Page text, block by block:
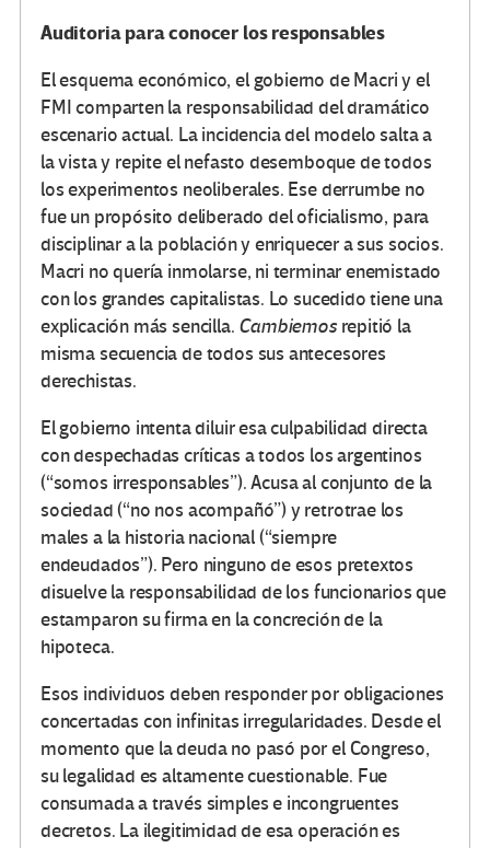
Auditoria para conocer los responsables
El esquema económico, el gobierno de Macri y el
FMI comparten la responsabilidad del dramático
escenario actual. La incidencia del modelo salta a
la vista y repite el nefasto desemboque de todos
los experimentos neoliberales. Ese derrumbe no
fue un propósito deliberado del oficialismo, para
disciplinar a la población y enriquecer a sus socios.
Macri no quería inmolarse, ni terminar enemistado
con los grandes capitalistas. Lo sucedido tiene una
explicación más sencilla. Cambiemosrepitió la
misma secuencia de todos sus antecesores
derechistas.
El gobierno intenta diluir esa culpabilidad directa
con despechadas críticas a todos los argentinos
(“somos irresponsables”). Acusa al conjunto de la
sociedad (“no nos acompañó”) y retrotrae los
males a la historia nacional (“siempre
endeudados”). Pero ninguno de esos pretextos
disuelve la responsabilidad de los funcionarios que
estamparon su firma en la concreción de la
hipoteca.
Esos individuos deben responder por obligaciones
concertadas con infinitas irregularidades. Desde el
momento que la deuda no pasó por el Congreso,
su legalidad es altamente cuestionable. Fue
consumada a través simples e incongruentes
decretos. La ilegitimidad de esa operación es